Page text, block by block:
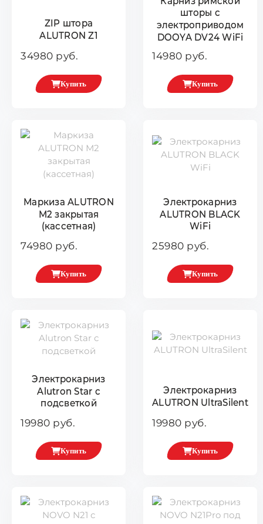
ZIP штора
ALUTRON Z1
34980 руб.
Купить
шторы с
электроприводом
DOOYA DV24 WiFi
14980 руб.
Купить
Маркиза ALUTRON
М2 закрытая
(кассетная)
74980 руб.
Купить
Электрокарниз
ALUTRON BLACK
WiFi
25980 руб.
Купить
Электрокарниз
Alutron Star с
подсветкой
19980 руб.
Купить
Электрокарниз
ALUTRON UltraSilent
19980 руб.
Купить